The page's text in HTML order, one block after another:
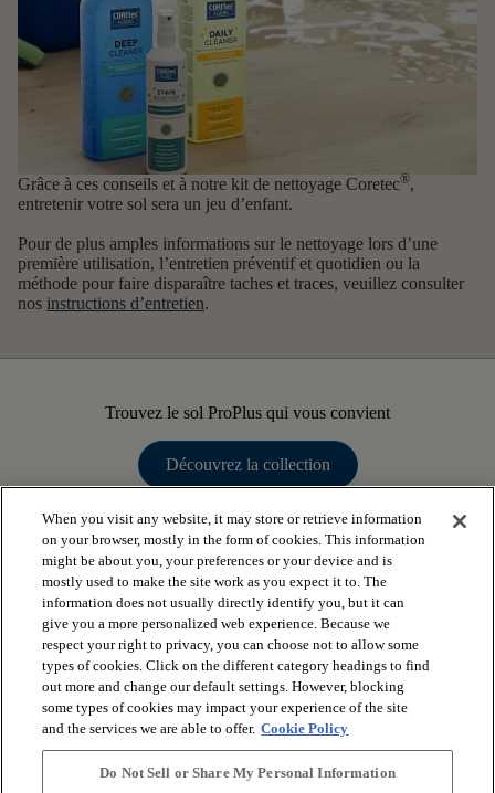
Grâce à ces conseils et à notre kit de nettoyage Coretec®,
entretenir votre sol sera un jeu d’enfant.
Pour de plus amples informations sur le nettoyage lors d’une
première utilisation, l’entretien préventif et quotidien ou la
méthode pour faire disparaître taches et traces, veuillez consulter
nos instructions d’entretien.
Trouvez le sol ProPlus qui vous convient
Découvrez la collection
VOIR LES PRODUITS
OUTILS UTILES
When you visit any website, it may store or retrieve information
on your browser, mostly in the form of cookies. This information
might be about you, your preferences or your device and is
mostly used to make the site work as you expect it to. The
information does not usually directly identify you, but it can
give you a more personalized web experience. Because we
respect your right to privacy, you can choose not to allow some
types of cookies. Click on the different category headings to find
out more and change our default settings. However, blocking
some types of cookies may impact your experience of the site
and the services we are able to offer. Cookie Policy
Do Not Sell or Share My Personal Information